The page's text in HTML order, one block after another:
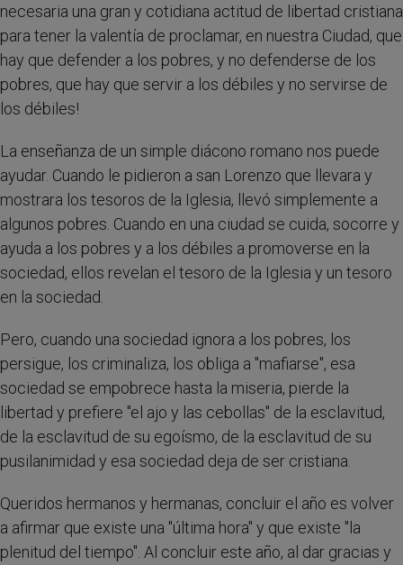
necesaria una gran y cotidiana actitud de libertad cristiana
para tener la valentía de proclamar, en nuestra Ciudad, que
hay que defender a los pobres, y no defenderse de los
pobres, que hay que servir a los débiles y no servirse de
los débiles!
La enseñanza de un simple diácono romano nos puede
ayudar. Cuando le pidieron a san Lorenzo que llevara y
mostrara los tesoros de la Iglesia, llevó simplemente a
algunos pobres. Cuando en una ciudad se cuida, socorre y
ayuda a los pobres y a los débiles a promoverse en la
sociedad, ellos revelan el tesoro de la Iglesia y un tesoro
en la sociedad.
Pero, cuando una sociedad ignora a los pobres, los
persigue, los criminaliza, los obliga a "mafiarse", esa
sociedad se empobrece hasta la miseria, pierde la
libertad y prefiere "el ajo y las cebollas" de la esclavitud,
de la esclavitud de su egoísmo, de la esclavitud de su
pusilanimidad y esa sociedad deja de ser cristiana.
Queridos hermanos y hermanas, concluir el año es volver
a afirmar que existe una "última hora" y que existe "la
plenitud del tiempo". Al concluir este año, al dar gracias y